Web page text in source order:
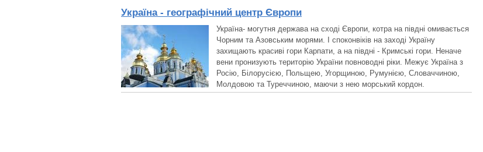
Україна - географічний центр Європи
Україна- могутня держава на сході Європи, котра на півдні омивається
Чорним та Азовським морями. І споконвіків на заході Україну
захищають красиві гори Карпати, а на півдні - Кримські гори. Неначе
вени пронизують територію України повноводні ріки. Межує Україна з
Росію, Білорусією, Польщею, Угорщиною, Румунією, Словаччиною,
Молдовою та Туреччиною, маючи з нею морський кордон.